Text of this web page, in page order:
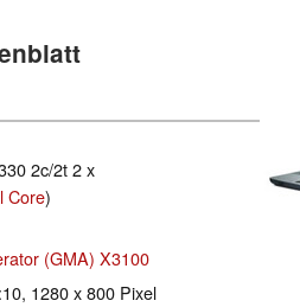
2c/2t 2 x
Core)
(GMA) X3100
1280 x 800 Pixel